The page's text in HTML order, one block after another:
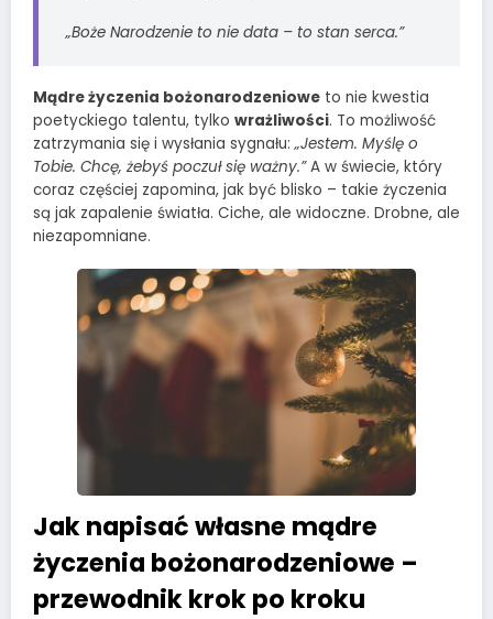
„Boże Narodzenie to nie data – to stan serca.”
Mądre życzenia bożonarodzeniowe to nie kwestia
poetyckiego talentu, tylko wrażliwości. To możliwość
zatrzymania się i wysłania sygnału:„Jestem. Myślę o
Tobie. Chcę, żebyś poczuł się ważny.”A w świecie, który
coraz częściej zapomina, jak być blisko – takie życzenia
są jak zapalenie światła. Ciche, ale widoczne. Drobne, ale
niezapomniane.
Jak napisać własne mądre
życzenia bożonarodzeniowe –
przewodnik krok po kroku